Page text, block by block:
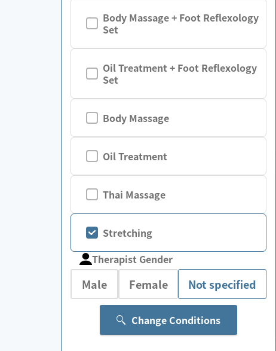
Body Massage + Foot Reflexology
Set
Oil Treatment + Foot Reflexology
Set
Body Massage
Oil Treatment
Thai Massage
Stretching
Therapist Gender
Male Female Not specified
Change Conditions